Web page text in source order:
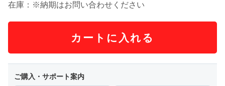
在庫：※納期はお問い合わせください
カートに入れる